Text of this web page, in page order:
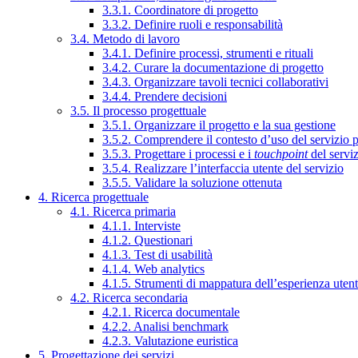
3.3.1. Coordinatore di progetto
3.3.2. Definire ruoli e responsabilità
3.4. Metodo di lavoro
3.4.1. Definire processi, strumenti e rituali
3.4.2. Curare la documentazione di progetto
3.4.3. Organizzare tavoli tecnici collaborativi
3.4.4. Prendere decisioni
3.5. Il processo progettuale
3.5.1. Organizzare il progetto e la sua gestione
3.5.2. Comprendere il contesto d’uso del servizio
3.5.3. Progettare i processi e i touchpointdel
3.5.4. Realizzare l’interfaccia utente del servizio
3.5.5. Validare la soluzione ottenuta
4. Ricerca progettuale
4.1. Ricerca primaria
4.1.1. Interviste
4.1.2. Questionari
4.1.3. Test di usabilità
4.1.4. Web analytics
4.1.5. Strumenti di mappatura dell’esperienza
4.2. Ricerca secondaria
4.2.1. Ricerca documentale
4.2.2. Analisi benchmark
4.2.3. Valutazione euristica
5. Progettazione dei servizi